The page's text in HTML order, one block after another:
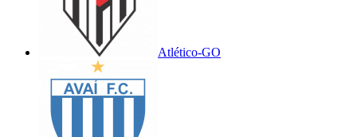
Atlético-GO